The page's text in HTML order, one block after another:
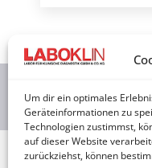
Um dir ein optimales
Geräteinformationen zu
Technologien zustimmst,
auf dieser Website
zurückziehst, können